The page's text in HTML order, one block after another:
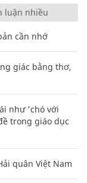
luận nhiều
cần nhớ
giác bằng thơ,
như 'chó với
trong giáo dục
quân Việt Nam